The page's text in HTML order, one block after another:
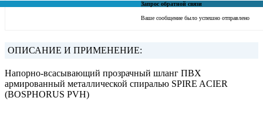
Запрос обратной связи
Ваше сообщение было успешно отправлено
ОПИСАНИЕ И ПРИМЕНЕНИЕ:
Напорно-всасывающий прозрачный шланг ПВХ
армированный металлической спиралью SPIRE ACIER
(BOSPHORUS PVH)